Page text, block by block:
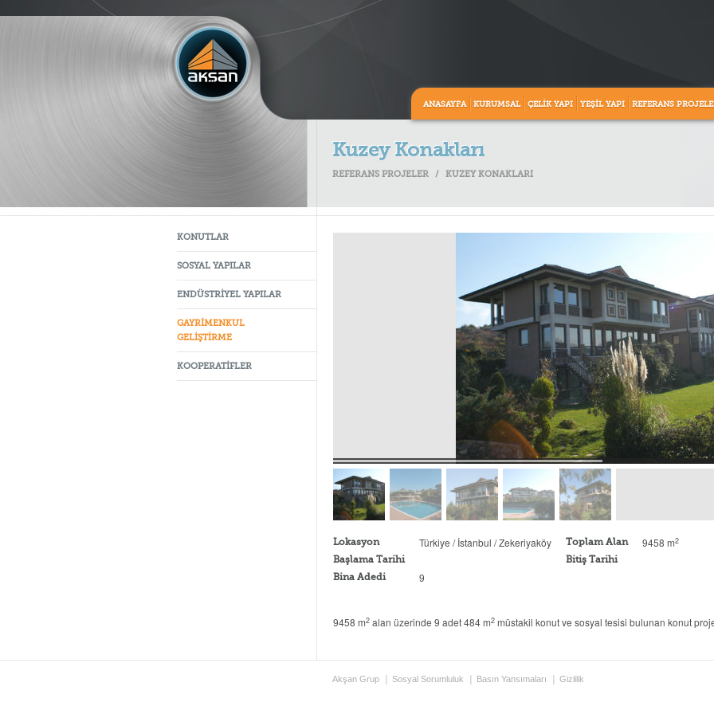
ANASAYFA KURUMSAL ÇELİK YAPI YEŞİL YAPI REFERANS
KONUTLAR
SOSYAL YAPILAR
ENDÜSTRİYEL YAPILAR
GAYRİMENKUL
GELİŞTİRME
KOOPERATİFLER
Kuzey Konakları
REFERANS PROJELER / KUZEY KONAKLARI
Lokasyon Türkiye / İstanbul / Zekeriyaköy Toplam Alan 9458 m2
Başlama Tarihi
Bitiş Tarihi
Bina Adedi
9
9458 m2 alan üzerinde 9 adet 484 m2 müstakil konut ve sosyal tesisi bulunan konut
Akşan Grup Sosyal Sorumluluk Basın Yansımaları Gizlilik